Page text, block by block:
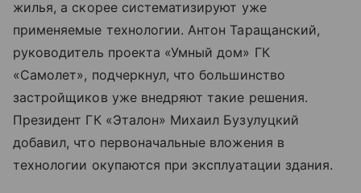
жилья, а скорее систематизируют уже
применяемые технологии. Антон Таращанский,
руководитель проекта «Умный дом» ГК
«Самолет», подчеркнул, что большинство
застройщиков уже внедряют такие решения.
Президент ГК «Эталон» Михаил Бузулуцкий
добавил, что первоначальные вложения в
технологии окупаются при эксплуатации здания.